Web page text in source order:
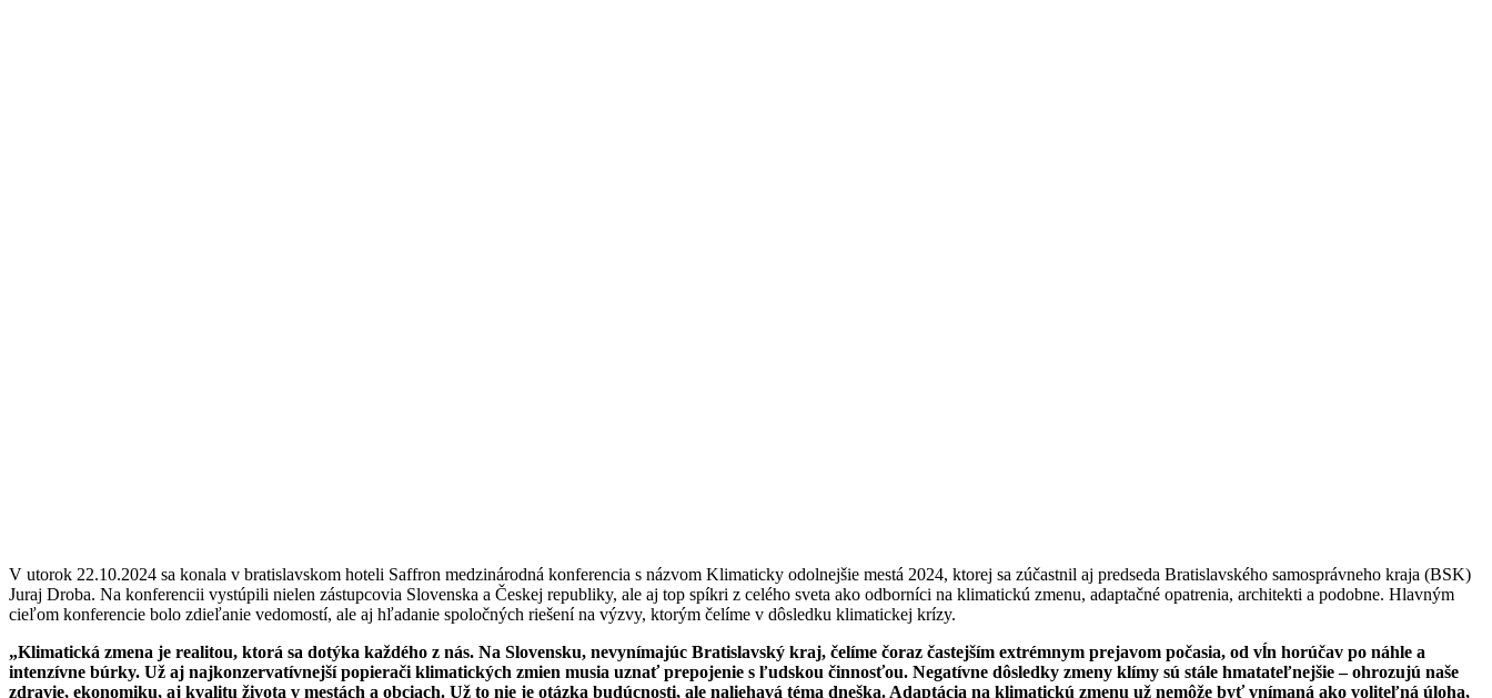
V utorok 22.10.2024 sa konala v bratislavskom hoteli Saffron medzinárodná konferencia s názvom Klimaticky odolnejšie mestá 2024, ktorej sa zúčastnil aj predseda Bratislavského samosprávneho kraja (BSK)
Juraj Droba. Na konferencii vystúpili nielen zástupcovia Slovenska a Českej republiky, ale aj top spíkri z celého sveta ako odborníci na klimatickú zmenu, adaptačné opatrenia, architekti a podobne. Hlavným
cieľom konferencie bolo zdieľanie vedomostí, ale aj hľadanie spoločných riešení na výzvy, ktorým čelíme v dôsledku klimatickej krízy.
„Klimatická zmena je realitou, ktorá sa dotýka každého z nás. Na Slovensku, nevynímajúc Bratislavský kraj, čelíme čoraz častejším extrémnym prejavom počasia, od vĺn horúčav po náhle a
intenzívne búrky. Už aj najkonzervatívnejší popierači klimatických zmien musia uznať prepojenie s ľudskou činnosťou. Negatívne dôsledky zmeny klímy sú stále hmatateľnejšie – ohrozujú naše
zdravie, ekonomiku, aj kvalitu života v mestách a obciach. Už to nie je otázka budúcnosti, ale naliehavá téma dneška. Adaptácia na klimatickú zmenu už nemôže byť vnímaná ako voliteľná úloha,